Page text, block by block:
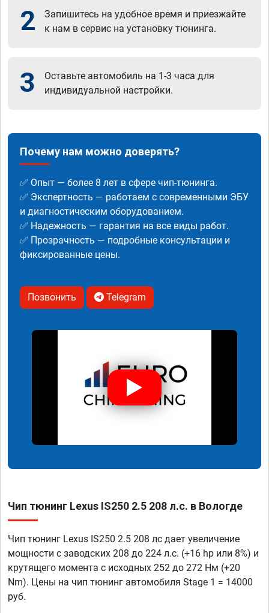
2
Запишитесь на удобное время и приезжайте
к нам в сервис на установку тюнинга.
3
Оставьте автомобиль на 1-3 часа для
индивидуальной настройки.
Почему нам можно доверять?
✅ Опыт — более 8 лет в сфере чип-тюнинга.
✅ Экспертность — работаем с современными ЭБУ
и диагностическим оборудованием.
✅ Надежность — гарантия на все виды работ.
✅ Прозрачность — подробные консультации и
фиксированные цены.
Позвонить Telegram
Чип тюнинг Lexus IS250 2.5 208 л.с. в Вологде
Чип тюнинг Lexus IS250 2.5 208 лс дает увеличение
мощности с заводских 208 до 224 л.с. (+16 hp или 8%) и
крутящего момента с исходных 252 до 272 Нм (+20
Nm). Цены на чип тюнинг автомобиля Stage 1 = 14000
руб.